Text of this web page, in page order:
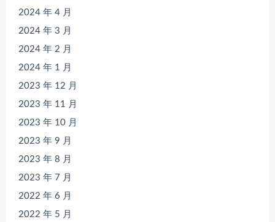
2024 年 4 月
2024 年 3 月
2024 年 2 月
2024 年 1 月
2023 年 12 月
2023 年 11 月
2023 年 10 月
2023 年 9 月
2023 年 8 月
2023 年 7 月
2022 年 6 月
2022 年 5 月